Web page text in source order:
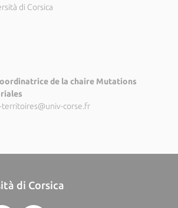
di Corsica
de la chaire Mutations
territoires@univ-corse.fr
di Corsica